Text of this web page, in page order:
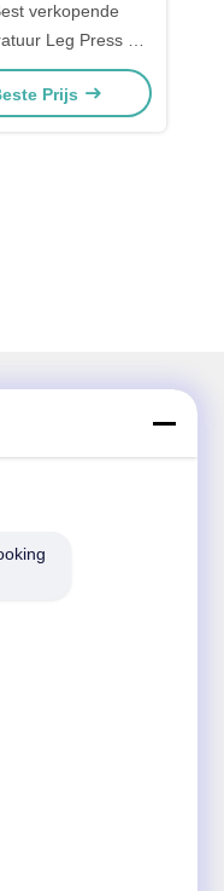
verkopende
Leg Press of
Machine
Prijs
en meer.